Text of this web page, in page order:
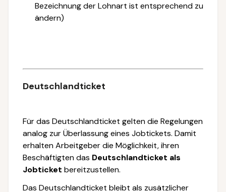
Bezeichnung der Lohnart ist entsprechend zu
ändern)
Deutschlandticket
Für das Deutschlandticket gelten die Regelungen
analog zur Überlassung eines Jobtickets. Damit
erhalten Arbeitgeber die Möglichkeit, ihren
Beschäftigten das Deutschlandticket als
Jobticket bereitzustellen.
Das Deutschlandticket bleibt als zusätzlicher